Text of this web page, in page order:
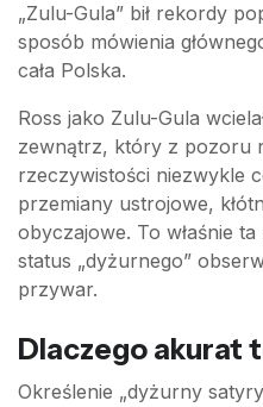
„Zulu-Gula” bił rekordy
sposób mówienia
cała Polska.
Ross jako Zulu-Gula
zewnątrz, który z pozoru
rzeczywistości niezwykle
przemiany ustrojowe,
obyczajowe. To właśnie
status „dyżurnego”
przywar.
Dlaczego akurat
Określenie „dyżurny